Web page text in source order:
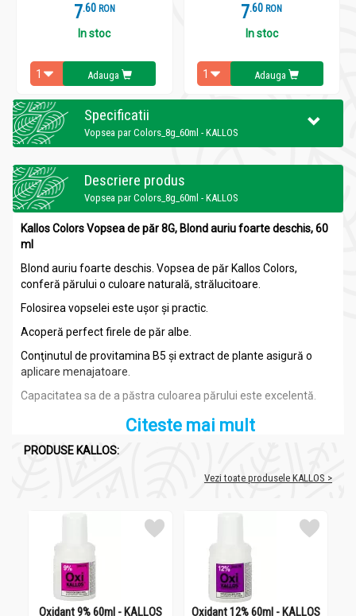
7.6 RON
In stoc
Adauga
7.6 RON
In stoc
Adauga
Specificatii
Vopsea par Colors_8g_60ml - KALLOS
Descriere produs
Vopsea par Colors_8g_60ml - KALLOS
Kallos Colors Vopsea de păr 8G, Blond auriu foarte deschis, 60
ml
Blond auriu foarte deschis. Vopsea de păr Kallos Colors,
conferă părului o culoare naturală, strălucitoare.
Folosirea vopselei este uşor şi practic.
Acoperă perfect firele de păr albe.
Conţinutul de provitamina B5 şi extract de plante asigură o
aplicare menajatoare.
Capacitatea sa de a păstra culoarea părului este excelentă.
Vopsea par Colors_8g_60ml - KALLOS
Provitamina B5 şi extract de plante.
Recomandari
Vopsea par Colors_8g_60ml - KALLOS
Citeste mai mult
PRODUSE KALLOS:
Vezi toate produsele KALLOS >
Oxidant 9% 60ml - KALLOS Oxidant 12% 60ml - KALLOS